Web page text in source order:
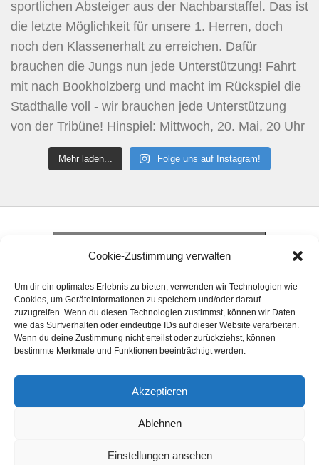
Cookie-Zustimmung verwalten
Um dir ein optimales Erlebnis zu bieten, verwenden wir Technologien wie
Cookies, um Geräteinformationen zu speichern und/oder darauf
zuzugreifen. Wenn du diesen Technologien zustimmst, können wir Daten
wie das Surfverhalten oder eindeutige IDs auf dieser Website verarbeiten.
Wenn du deine Zustimmung nicht erteilst oder zurückziehst, können
bestimmte Merkmale und Funktionen beeinträchtigt werden.
Akzeptieren
Ablehnen
Einstellungen ansehen
Mehr laden... Folge uns auf Instagram!
Klicke hier, um Marketing-Cookies zu
akzeptieren und diesen Inhalt zu aktivieren
© 2024 Handball Förderkreis Elsfleth e. V. Alle